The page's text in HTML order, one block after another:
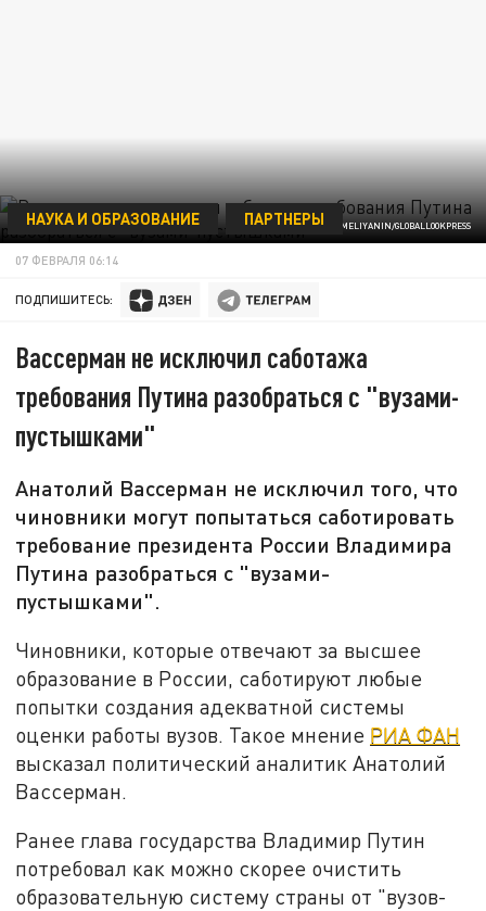
ФОТО: GENNADII KHAMELIYANIN/GLOBALLOOKPRESS
НАУКА И ОБРАЗОВАНИЕ ПАРТНЕРЫ
07 ФЕВРАЛЯ 06:14
ПОДПИШИТЕСЬ:
Вассерман не исключил саботажа
требования Путина разобраться с "вузами-
пустышками"
Анатолий Вассерман не исключил того, что
чиновники могут попытаться саботировать
требование президента России Владимира
Путина разобраться с "вузами-
пустышками".
Чиновники, которые отвечают за высшее
образование в России, саботируют любые
попытки создания адекватной системы
оценки работы вузов. Такое мнение РИА ФАН
высказал политический аналитик Анатолий
Вассерман.
Ранее глава государства Владимир Путин
потребовал как можно скорее очистить
образовательную систему страны от "вузов-